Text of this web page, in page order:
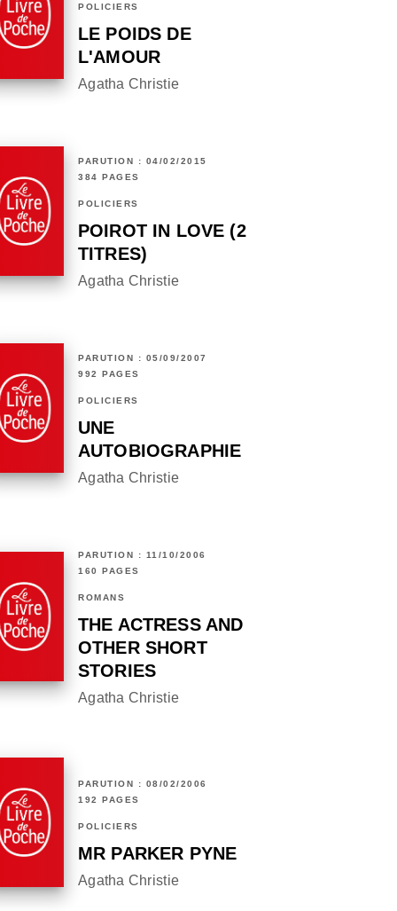
POLICIERS
LE POIDS DE
L'AMOUR
Agatha Christie
PARUTION : 04/02/2015
384 PAGES
POLICIERS
POIROT IN LOVE (2
TITRES)
Agatha Christie
PARUTION : 05/09/2007
992 PAGES
POLICIERS
UNE
AUTOBIOGRAPHIE
Agatha Christie
PARUTION : 11/10/2006
160 PAGES
ROMANS
THE ACTRESS AND
OTHER SHORT
STORIES
Agatha Christie
PARUTION : 08/02/2006
192 PAGES
POLICIERS
MR PARKER PYNE
Agatha Christie